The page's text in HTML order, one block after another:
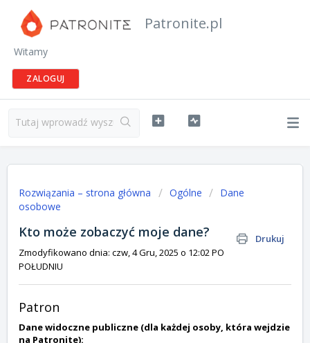
Patronite.pl
Witamy
ZALOGUJ
Rozwiązania – strona główna Ogólne
Dane
osobowe
Kto może zobaczyć moje dane?
Drukuj
Zmodyfikowano dnia: czw, 4 Gru, 2025 o 12:02 PO
POŁUDNIU
Patron
Dane widoczne publiczne (dla każdej osoby, która wejdzie
na Patronite):